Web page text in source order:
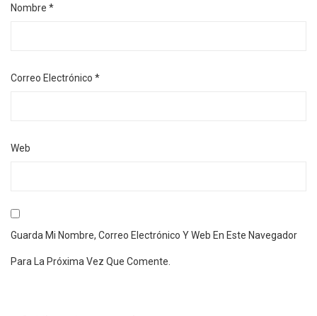
Nombre *
Correo Electrónico *
Web
Guarda Mi Nombre, Correo Electrónico Y Web En Este Navegador
Para La Próxima Vez Que Comente.